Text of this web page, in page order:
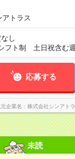
アトラス
し
制 土日祝含む週５日勤務
00（実働8h／休憩１
応募する
企業名 株式会社シンアト
未読